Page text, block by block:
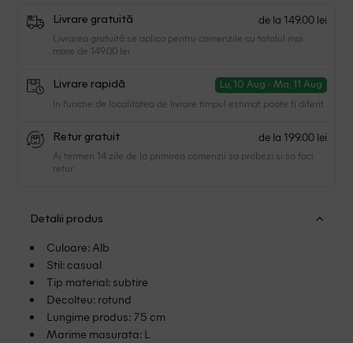
Livrare gratuită de la 149.00 lei
Livrarea gratuită se aplica pentru comenzile cu totalul mai
mare de 149.00 lei
Livrare rapidă Lu, 10 Aug - Ma, 11 Aug
In functie de localitatea de livrare timpul estimat poate fi diferit.
Retur gratuit de la 199.00 lei
Ai termen 14 zile de la primirea comenzii sa probezi si sa faci
retur.
Detalii produs
Culoare: Alb
Stil: casual
Tip material: subtire
Decolteu: rotund
Lungime produs: 75 cm
Marime masurata: L